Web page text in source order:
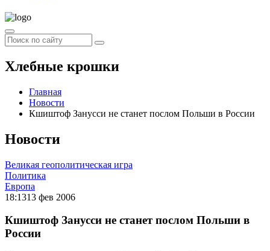
Хлебные крошки
Главная
Новости
Кшиштоф Занусси не станет послом Польши в России
Новости
Великая геополитическая игра
Политика
Европа
18:1313 фев 2006
Кшиштоф Занусси не станет послом Польши в
России